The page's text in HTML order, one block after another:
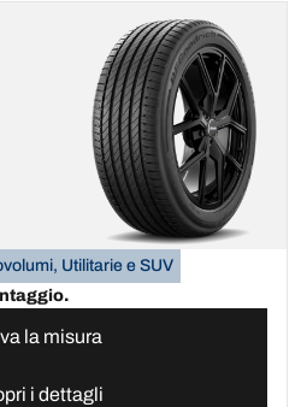
Utilitarie e SUV
la misura
i dettagli